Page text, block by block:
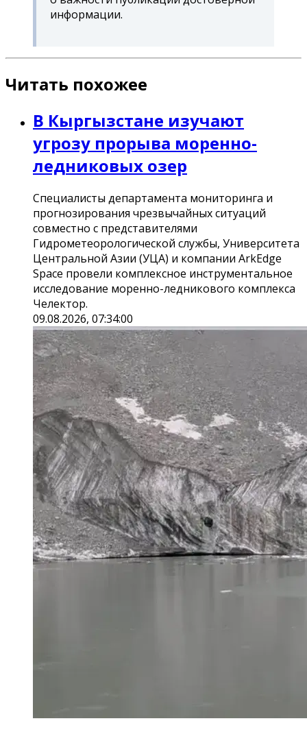
информации.
Читать похожее
В Кыргызстане изучают
угрозу прорыва моренно-
ледниковых озер
Специалисты департамента мониторинга и
прогнозирования чрезвычайных ситуаций
совместно с представителями
Гидрометеорологической службы, Университета
Центральной Азии (УЦА) и компании ArkEdge
Space провели комплексное инструментальное
исследование моренно-ледникового комплекса
Челектор.
09.08.2026, 07:34:00